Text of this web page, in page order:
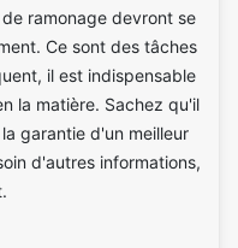
ramonage devront se
Ce sont des tâches
il est indispensable
la matière. Sachez qu'il
garantie d'un meilleur
d'autres informations,